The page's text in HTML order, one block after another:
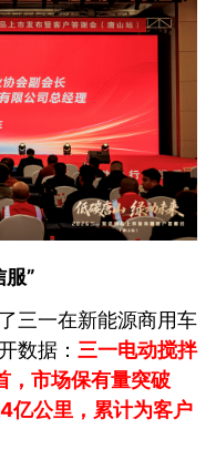
服”
三一在新能源商用车
数据： 三一电动搅拌
，市场保有量突破
亿公里，累计为客户